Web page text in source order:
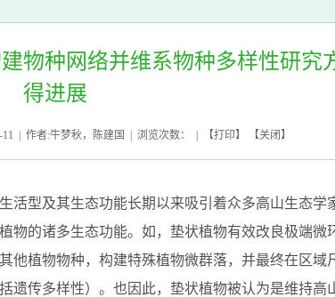
物种网络并维系物种多样性研究
得进展
11 | 作者:牛梦秋，陈建国 | 浏览次数： | 【打印】 【关闭 】
活型及其生态功能长期以来吸引着众多高山生态学
物的诸多生态功能。如 ， 垫状植物有效改良极端微
他植物物种，构建特殊植物微群落，并最终在区域
遗传多样性）。也因此，垫状植物被认为是维持高